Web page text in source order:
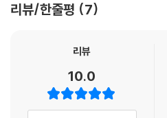
리뷰/한줄평 7
리뷰
10.0